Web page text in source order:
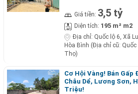
Giá tiền: 3,5 tỷ
Diện tích: 195 m² m2
Địa chỉ: Quốc lộ 6, Xã
Hòa Bình (Địa chỉ cũ:
Thọ)
Cơ Hội Vàng! Bán Gấp
Châu Dể, Lương Sơn,
Triệu!